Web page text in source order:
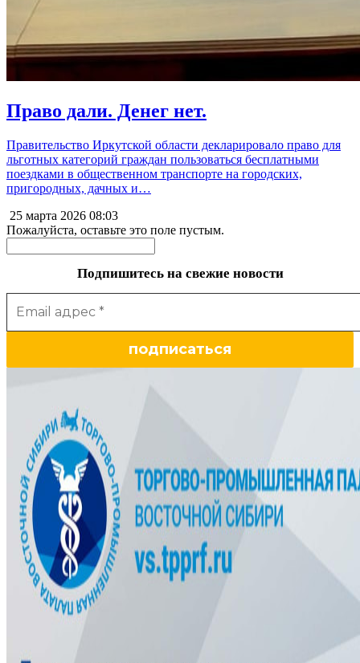
Право дали. Денег нет.
Правительство Иркутской области декларировало право для
льготных категорий граждан пользоваться бесплатными
поездками в общественном транспорте на городских,
пригородных, дачных и…
25 марта 2026 08:03
Пожалуйста, оставьте это поле пустым.
Подпишитесь на свежие новости